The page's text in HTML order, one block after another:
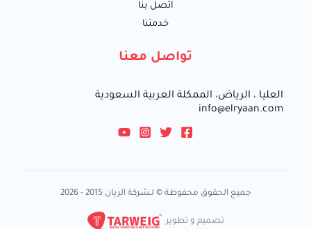
اتصل بنا
خدمتنا
تواصل معنا
العليا ، الرياض، الممكلة العربية السعودية
info@elryaan.com
جميع الحقوق محفوظة © لـشركة الريان 2015 - 2026
تصميم و تطوير